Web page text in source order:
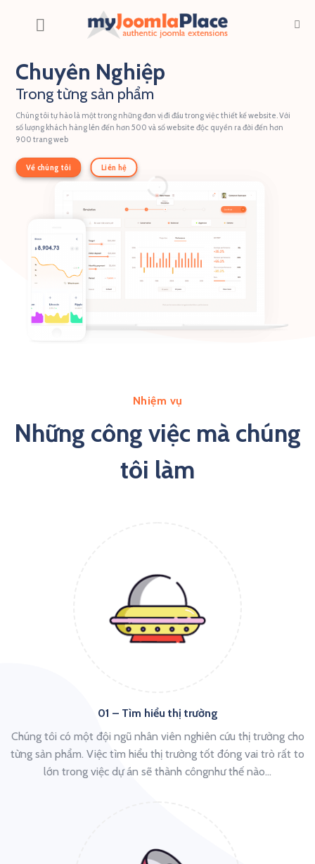
Chuyên Nghiệp
Trong từng sản phẩm
Chúng tôi tự hào là một trong những đơn vị đi đầu trong việc thiết kế website. Với
số lượng khách hàng lên đến hơn 500 và số website độc quyền ra đời đến hơn
900 trang web
Về chúng tôi Liên hệ
Nhiệm vụ
Những công việc mà chúng
tôi làm
01 – Tìm hiểu thị trường
Chúng tôi có một đội ngũ nhân viên nghiên cứu thị trường cho
từng sản phẩm. Việc tìm hiểu thị trường tốt đóng vai trò rất to
lớn trong việc dự án sẽ thành côngnhư thế nào…